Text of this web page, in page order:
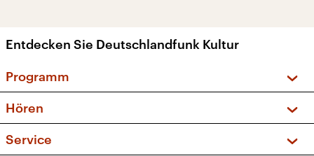
Entdecken Sie Deutschlandfunk Kultur
Programm
Sendungen und Podcasts
Musikliste
Hören
Service